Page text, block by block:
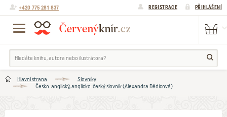
+420 775 281 837 REGISTRACE PŘIHLÁŠENÍ
Hlavní strana
Slovníky
Česko-anglický, anglicko-český slovník (Alexandra Dědicová)